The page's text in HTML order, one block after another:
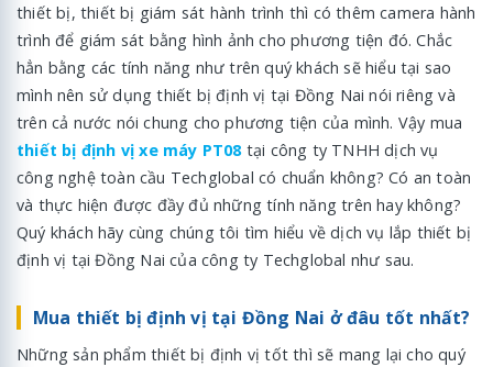
thiết bị, thiết bị giám sát hành trình thì có thêm camera hành
trình để giám sát bằng hình ảnh cho phương tiện đó. Chắc
hẳn bằng các tính năng như trên quý khách sẽ hiểu tại sao
mình nên sử dụng thiết bị định vị tại Đồng Nai nói riêng và
trên cả nước nói chung cho phương tiện của mình. Vậy mua
thiết bị định vị xe máy PT08tại công ty TNHH dịch vụ
công nghệ toàn cầu Techglobal có chuẩn không? Có an toàn
và thực hiện được đầy đủ những tính năng trên hay không?
Quý khách hãy cùng chúng tôi tìm hiểu về dịch vụ lắp thiết bị
định vị tại Đồng Nai của công ty Techglobal như sau.
Mua thiết bị định vị tại Đồng Nai ở đâu tốt nhất?
Những sản phẩm thiết bị định vị tốt thì sẽ mang lại cho quý